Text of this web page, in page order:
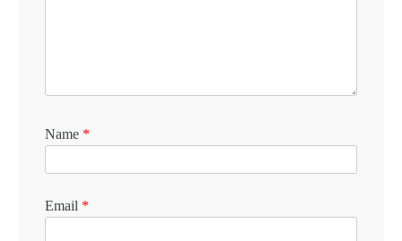
Name *
Email *